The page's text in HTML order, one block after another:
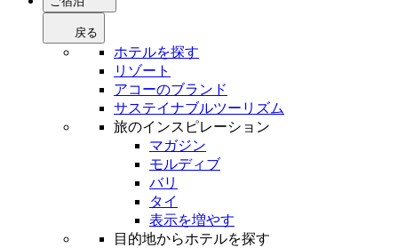
戻る
ホテルを探す
リゾート
アコーのブランド
サステイナブルツーリズム
旅のインスピレーション
マガジン
モルディブ
バリ
タイ
表示を増やす
目的地からホテルを探す